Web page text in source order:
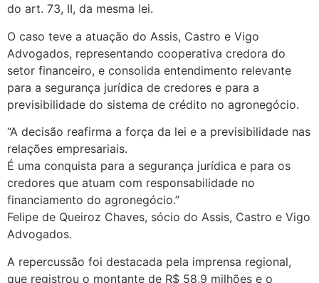
do art. 73, II, da mesma lei.
O caso teve a atuação do Assis, Castro e Vigo
Advogados, representando cooperativa credora do
setor financeiro, e consolida entendimento relevante
para a segurança jurídica de credores e para a
previsibilidade do sistema de crédito no agronegócio.
“A decisão reafirma a força da lei e a previsibilidade nas
relações empresariais.
É uma conquista para a segurança jurídica e para os
credores que atuam com responsabilidade no
financiamento do agronegócio.”
Felipe de Queiroz Chaves, sócio do Assis, Castro e Vigo
Advogados.
A repercussão foi destacada pela imprensa regional,
que registrou o montante de R$ 58,9 milhões e o